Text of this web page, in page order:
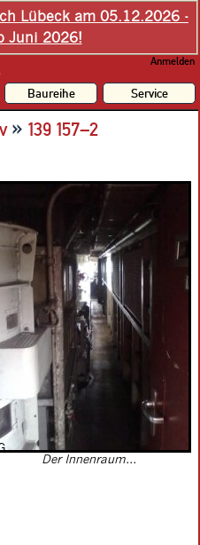
Lübeck am 05.12.2026 -
Juni 2026!
Anmelden
Baureihe Service
» 139 157–2
Der Innenraum...